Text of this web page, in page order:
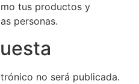
tus productos y
personas.
no será publicada.